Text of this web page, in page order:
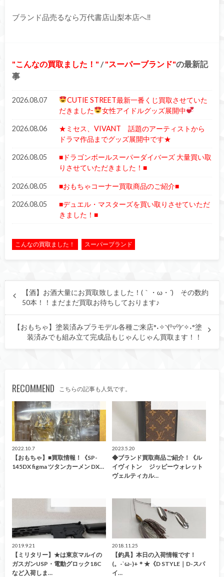
ブランド品売るなら万代書店山梨本店へ‼
こんなの買取ました！ / スーパーブランド の最新記
事
2026.08.07
CUTIE STREET最新一番くじ買取させていた
だきました
女性アイドルグッズ展開中
2026.08.06
★ミセス、VIVANT 話題のアーティストから
ドラマ作品までグッズ展開中です★
2026.08.05
■ドラゴンボールスーパーダイバーズ 大量買い取
りさせていただきました！■
2026.08.05 ■おもちゃコーナー買取商品のご紹介■
2026.08.05
■デュエル・マスターズを買い取りさせていただ
きました！■
こんなの買取ました！ スーパーブランド
【酒】お酒大量にお買取致しました！(｀・ω・´)ゞその数約
50本！！まだまだ買取お待ちしております♪
【おもちゃ】塗装済みプラモデル各種ご来店°˖✧◝(⁰▿⁰)◜✧˖°塗
装済みでも組み立て完成品もじゃんじゃん買取ます！！
RECOMMEND こちらの記事も人気です。
2022.10.7
【おもちゃ】■買取情報！《SP-
145DX figma ツタンカーメン DX…
2023.5.20
◆ブランド買取商品ご紹介！《ル
イヴィトン ジッピーウォレット
ヴェルティカル…
2019.9.21
【ミリタリー】★は東京マルイの
ガスガンUSP・電動グロック18C
など入荷しま…
2018.11.25
【釣具】本日の入荷情報です！
(。-`ω-)+＊★《D STYLE｜D-スパ
イ…